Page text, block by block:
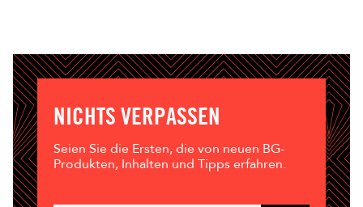
NICHTS VERPASSEN
Seien Sie die Ersten, die von neuen BG-
Produkten, Inhalten und Tipps erfahren.